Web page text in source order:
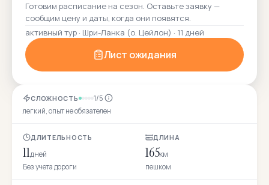
СЛОЖНОСТЬ 1/5
легкий, опыт не обязателен
ДЛИТЕЛЬНОСТЬ
11дней
Без учета дороги
ДЛИНА
165км
пешком
Готовим расписание на сезон. Оставьте заявку —
сообщим цену и даты, когда они появятся.
активный тур · Шри-Ланка (о. Цейлон) · 11 дней
Лист ожидания